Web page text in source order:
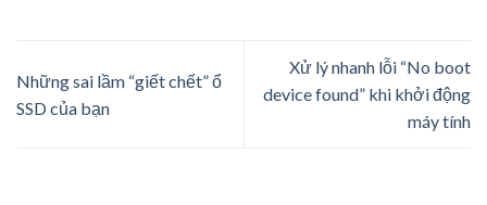
Những sai lầm “giết chết” ổ
SSD của bạn
Xử lý nhanh lỗi “No boot
device found” khi khởi động
máy tính